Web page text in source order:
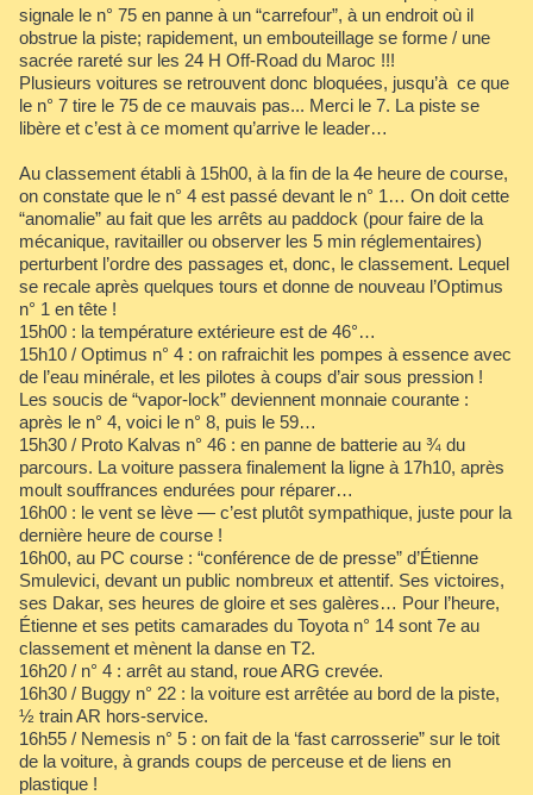
signale le n° 75 en panne à un “carrefour”, à un endroit où il
obstrue la piste; rapidement, un embouteillage se forme / une
sacrée rareté sur les 24 H Off-Road du Maroc !!!
Plusieurs voitures se retrouvent donc bloquées, jusqu’à ce que
le n° 7 tire le 75 de ce mauvais pas... Merci le 7. La piste se
libère et c’est à ce moment qu’arrive le leader…
Au classement établi à 15h00, à la fin de la 4e heure de course,
on constate que le n° 4 est passé devant le n° 1… On doit cette
“anomalie” au fait que les arrêts au paddock (pour faire de la
mécanique, ravitailler ou observer les 5 min réglementaires)
perturbent l’ordre des passages et, donc, le classement. Lequel
se recale après quelques tours et donne de nouveau l’Optimus
n° 1 en tête !
15h00 : la température extérieure est de 46°…
15h10 / Optimus n° 4 : on rafraichit les pompes à essence avec
de l’eau minérale, et les pilotes à coups d’air sous pression !
Les soucis de “vapor-lock” deviennent monnaie courante :
après le n° 4, voici le n° 8, puis le 59…
15h30 / Proto Kalvas n° 46 : en panne de batterie au ¾ du
parcours. La voiture passera finalement la ligne à 17h10, après
moult souffrances endurées pour réparer…
16h00 : le vent se lève — c’est plutôt sympathique, juste pour la
dernière heure de course !
16h00, au PC course : “conférence de de presse” d’Étienne
Smulevici, devant un public nombreux et attentif. Ses victoires,
ses Dakar, ses heures de gloire et ses galères… Pour l’heure,
Étienne et ses petits camarades du Toyota n° 14 sont 7e au
classement et mènent la danse en T2.
16h20 / n° 4 : arrêt au stand, roue ARG crevée.
16h30 / Buggy n° 22 : la voiture est arrêtée au bord de la piste,
½ train AR hors-service.
16h55 / Nemesis n° 5 : on fait de la ‘fast carrosserie” sur le toit
de la voiture, à grands coups de perceuse et de liens en
plastique !